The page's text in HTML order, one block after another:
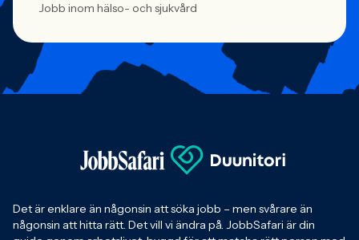
Jobb inom hälso- och sjukvård
Det är enklare än någonsin att söka jobb – men svårare än
någonsin att hitta rätt. Det vill vi ändra på. JobbSafari är din